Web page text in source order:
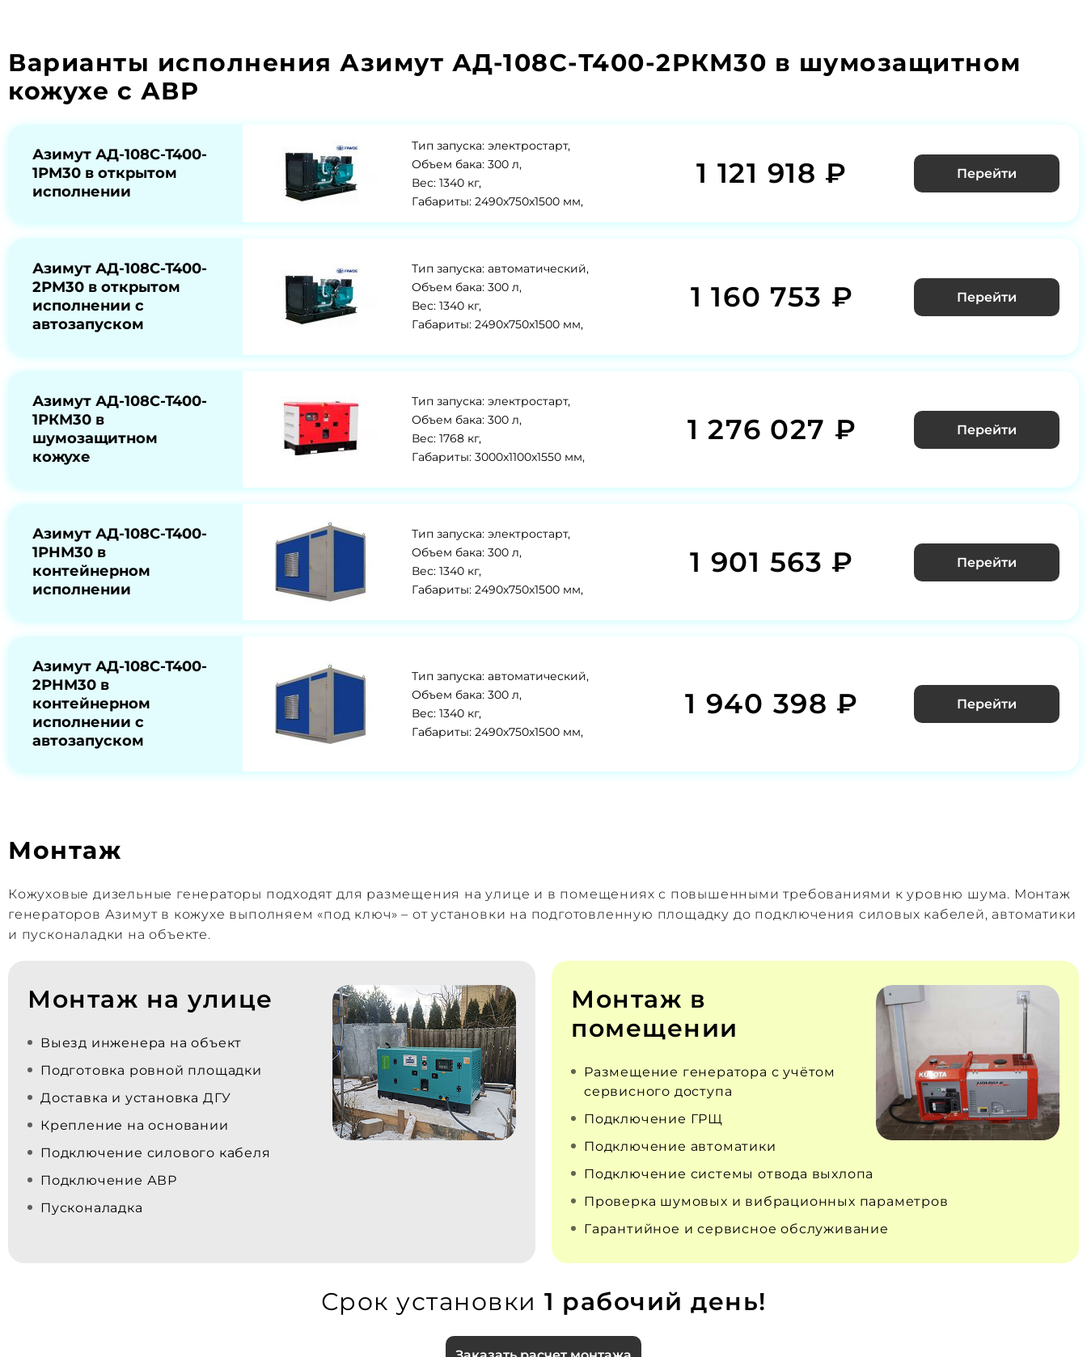
Варианты исполнения Азимут АД-108С-Т400-2РКМ30 в шумозащитном
кожухе с АВР
Азимут АД-108С-Т400-
1РМ30 в открытом
исполнении
Тип запуска: электростарт,
Объем бака: 300 л,
Вес: 1340 кг,
Габариты: 2490x750x1500 мм,
1 121 918 ₽ Перейти
Азимут АД-108С-Т400-
2РМ30 в открытом
исполнении с
автозапуском
Тип запуска: автоматический,
Объем бака: 300 л,
Вес: 1340 кг,
Габариты: 2490x750x1500 мм,
1 160 753 ₽ Перейти
Азимут АД-108С-Т400-
1РКМ30 в
шумозащитном
кожухе
Тип запуска: электростарт,
Объем бака: 300 л,
Вес: 1768 кг,
Габариты: 3000x1100x1550 мм,
1 276 027 ₽ Перейти
Азимут АД-108С-Т400-
1РНМ30 в
контейнерном
исполнении
Тип запуска: электростарт,
Объем бака: 300 л,
Вес: 1340 кг,
Габариты: 2490х750х1500 мм,
1 901 563 ₽ Перейти
Азимут АД-108С-Т400-
2РНМ30 в
контейнерном
исполнении с
автозапуском
Тип запуска: автоматический,
Объем бака: 300 л,
Вес: 1340 кг,
Габариты: 2490х750х1500 мм,
1 940 398 ₽ Перейти
Монтаж
Кожуховые дизельные генераторы подходят для размещения на улице и в помещениях с повышенными требованиями к уровню шума. Монтаж
генераторов Азимут в кожухе выполняем «под ключ» – от установки на подготовленную площадку до подключения силовых кабелей, автоматики
и пусконаладки на объекте.
Монтаж на улице
Выезд инженера на объект
Подготовка ровной площадки
Доставка и установка ДГУ
Крепление на основании
Подключение силового кабеля
Подключение АВР
Пусконаладка
Монтаж в
помещении
Размещение генератора с учётом
сервисного доступа
Подключение ГРЩ
Подключение автоматики
Подключение системы отвода выхлопа
Проверка шумовых и вибрационных параметров
Гарантийное и сервисное обслуживание
Срок установки 1 рабочий день!